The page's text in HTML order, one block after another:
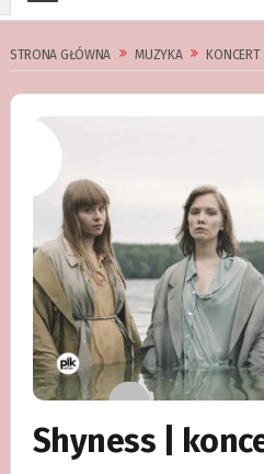
STRONA GŁÓWNA MUZYKA KONCERT
Shyness |